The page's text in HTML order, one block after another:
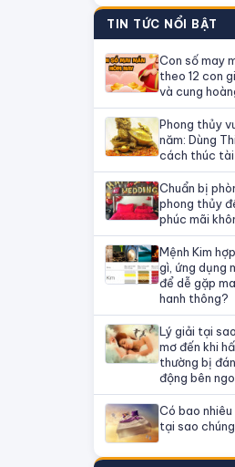
TIN TỨC NỔI BẬT
Con số may
theo 12 con
và cung
Phong thủy
năm: Dùng
cách thúc tài
Chuẩn bị
phong thủy
phúc mãi
Mệnh Kim
gì, ứng dụng
để dễ gặp
hanh thông?
Lý giải tại
mơ đến khi
thường bị
động bên
Có bao
tại sao